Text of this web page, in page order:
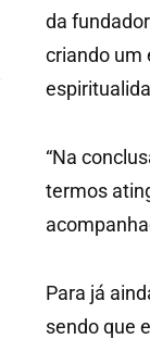
da
criando um
“Na
termos
Para já
sendo que